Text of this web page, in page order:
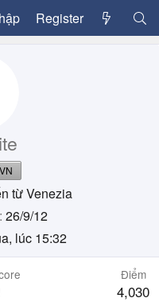
Register
từVenezia
26/9/12
lúc 15:32
Điểm
4,030